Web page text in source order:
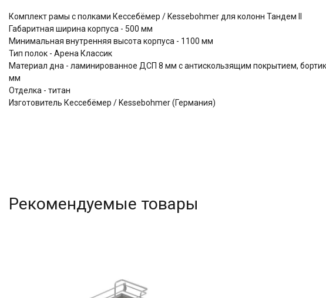
Комплект рамы с полками Кессебёмер / Kessebohmer для колонн Тандем II
Габаритная ширина корпуса - 500 мм
Минимальная внутренняя высота корпуса - 1100 мм
Тип полок - Арена Классик
Материал дна - ламинированное ДСП 8 мм с антискользящим покрытием,
мм
Отделка - титан
Изготовитель Кессебёмер / Kessebohmer (Германия)
Рекомендуемые товары